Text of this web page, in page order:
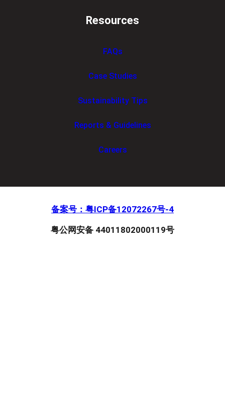
Resources
FAQs
Case Studies
Sustainability Tips
Reports & Guidelines
Careers
备案号：粤ICP备12072267号-4
粤公网安备 44011802000119号